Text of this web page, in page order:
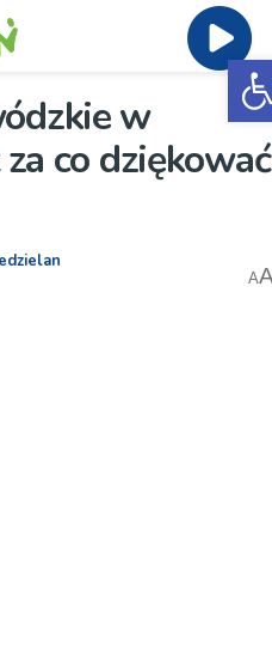
w
co dziękować
A